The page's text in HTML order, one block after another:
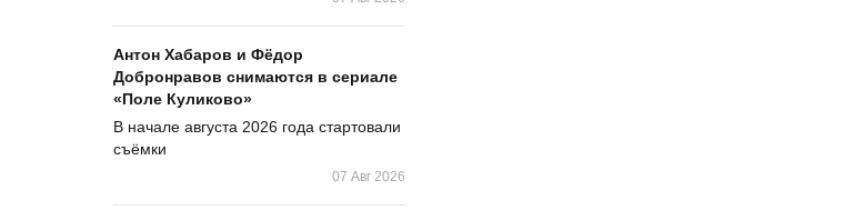
Антон Хабаров и Фёдор
Добронравов снимаются в сериале
«Поле Куликово»
В начале августа 2026 года стартовали
съёмки
07 Авг 2026